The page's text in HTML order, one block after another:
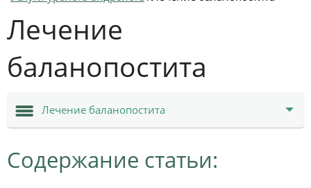
Лечение
баланопостита
Лечение баланопостита
Содержание статьи: